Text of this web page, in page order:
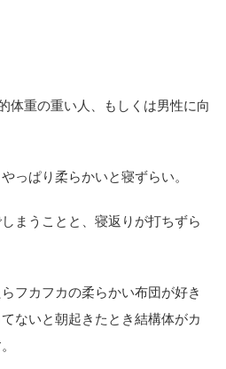
体重の重い人、もしくは男性に向
っぱり柔らかいと寝ずらい。
まうことと、寝返りが打ちずら
フカフカの柔らかい布団が好き
ないと朝起きたとき結構体がカ